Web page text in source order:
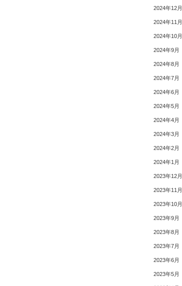
2024年12月
2024年11月
2024年10月
2024年9月
2024年8月
2024年7月
2024年6月
2024年5月
2024年4月
2024年3月
2024年2月
2024年1月
2023年12月
2023年11月
2023年10月
2023年9月
2023年8月
2023年7月
2023年6月
2023年5月